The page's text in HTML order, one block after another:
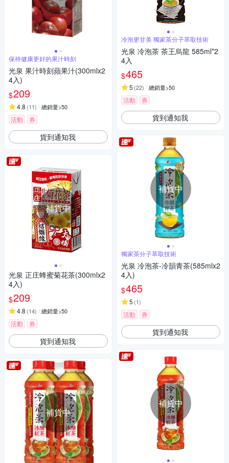
保持健康更好的果汁時刻
光泉 果汁時刻蘋果汁(300mlx2
4入)
$209
4.8 (11) 總銷量>50
活動 券
貨到通知我
補貨中
光泉 正庄蜂蜜菊花茶(300mlx2
4入)
$209
4.8 (14) 總銷量>50
活動 券
貨到通知我
補貨中
冷泡更甘美 獨家茶分子萃取技術
光泉 冷泡茶 茶王烏龍 585ml*2
4入
$465
5 (22) 總銷量>50
活動 券
貨到通知我
補貨中
獨家茶分子萃取技術
光泉 冷泡茶-冷韻青茶(585mlx2
4入)
$465
5 (1)
活動 券
貨到通知我
補貨中